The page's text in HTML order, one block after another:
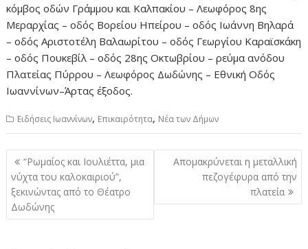
κόμβος οδών Γράμμου και Καλπακίου – Λεωφόρος 8ης
Μεραρχίας – οδός Βορείου Ηπείρου – οδός Ιωάννη Βηλαρά
– οδός Αριστοτέλη Βαλαωρίτου – οδός Γεωργίου Καραϊσκάκη
– οδός Πουκεβίλ – οδός 28ης Οκτωβρίου – ρεύμα ανόδου
Πλατείας Πύρρου – Λεωφόρος Δωδώνης – Εθνική Οδός
Ιωαννίνων–Άρτας έξοδος.
Ειδήσεις Ιωαννίνων, Επικαιρότητα, Νέα των Δήμων
Πλοήγηση
άρθρων
“Ρωμαίος και Ιουλιέττα, μια
νύχτα του καλοκαιριού”,
ξεκινώντας από το Θέατρο
Δωδώνης
Απομακρύνεται η μεταλλική
πεζογέφυρα από την
πλατεία